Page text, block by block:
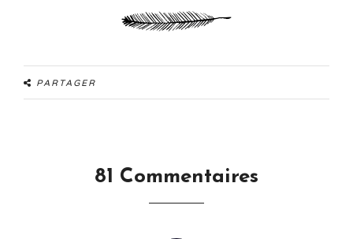
PARTAGER
81 Commentaires